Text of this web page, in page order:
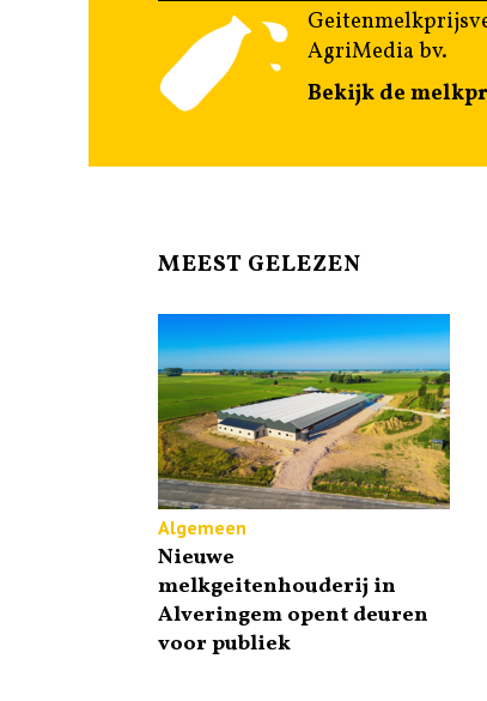
AgriMedia bv.
Bekijk de
MEEST GELEZEN
Algemeen
Nieuwe
melkgeitenhouderij in
Alveringem opent deuren
voor publiek